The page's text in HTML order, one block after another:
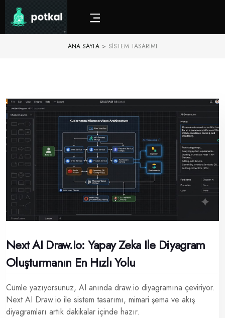
ANA SAYFA > SISTEM TASARIMI
Next AI Draw.io: Yapay Zeka Ile Diyagram
Oluşturmanın En Hızlı Yolu
Cümle yazıyorsunuz, AI anında draw.io diyagramına çeviriyor.
Next AI Draw.io ile sistem tasarımı, mimari şema ve akış
diyagramları artık dakikalar içinde hazır.